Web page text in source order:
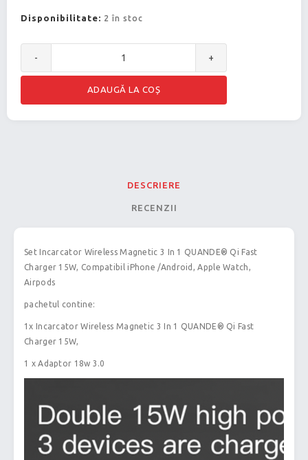
Disponibilitate: 2 în stoc
- +
DESCRIERE
RECENZII
Set Incarcator Wireless Magnetic 3 In 1 QUANDE® Qi Fast
Charger 15W, Compatibil iPhone /Android, Apple Watch,
Airpods
pachetul contine:
1x Incarcator Wireless Magnetic 3 In 1 QUANDE® Qi Fast
Charger 15W,
1 x Adaptor 18w 3.0